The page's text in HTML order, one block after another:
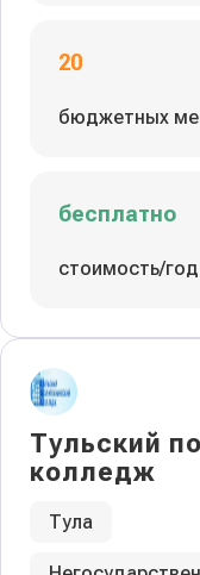
20
бюджетных
бесплатно
стоимость/год
Тульский
колледж
Тула